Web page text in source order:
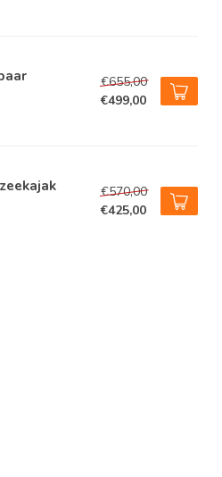
€655,00
€499,00
€570,00
€425,00